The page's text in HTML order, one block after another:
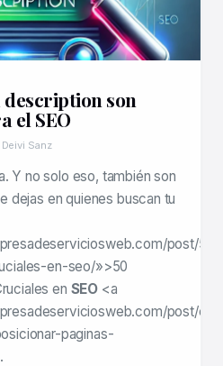
son
el SEO
Deivi Sanz
Y no solo eso, también son
dejas en quienes buscan tu
post/50-
en-seo/»>50
en SEO <a
post/
paginas-